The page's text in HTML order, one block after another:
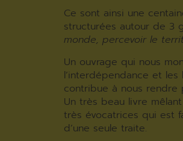
Ce sont ainsi une
structurées autour de 3
monde, percevoir le
Un ouvrage qui nous
l’interdépendance et
contribue à nous
Un très beau livre
très évocatrices qui est
d’une seule traite.